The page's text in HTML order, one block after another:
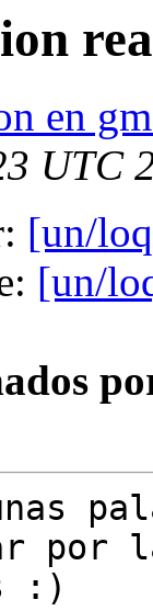
en
UTC
[un/
[un/
por
:)